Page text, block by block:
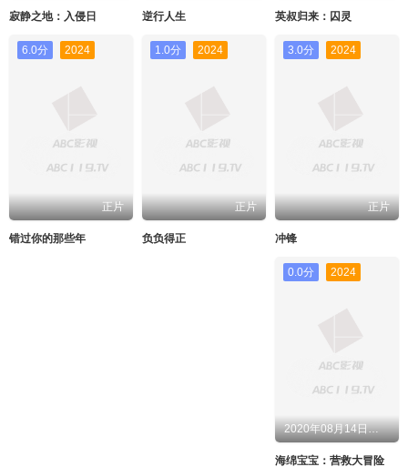
寂静之地：入侵日 逆行人生 英叔归来：囚灵
6.0分 2024
正片
错过你的那些年
1.0分 2024
正片
负负得正
3.0分 2024
正片
冲锋
0.0分 2024
2020年08月14日上映
海绵宝宝：营救大冒险